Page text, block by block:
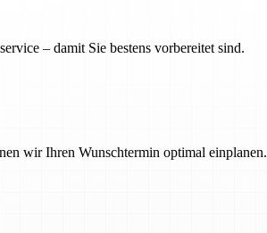
– damit Sie bestens vorbereitet sind.
wir Ihren Wunschtermin optimal einplanen.